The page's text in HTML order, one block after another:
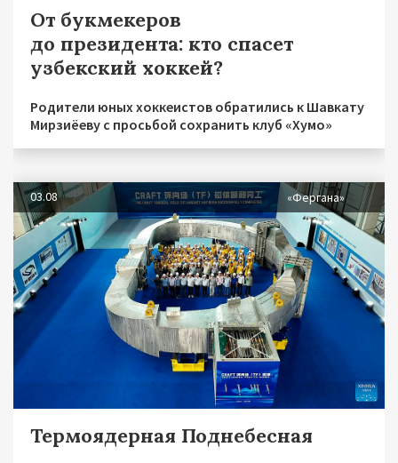
От букмекеров
до президента: кто спасет
узбекский хоккей?
Родители юных хоккеистов обратились к Шавкату
Мирзиёеву с просьбой сохранить клуб «Хумо»
03.08 «Фергана»
Термоядерная Поднебесная